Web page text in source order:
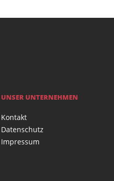
UNSER UNTERNEHMEN
Kontakt
Datenschutz
Impressum